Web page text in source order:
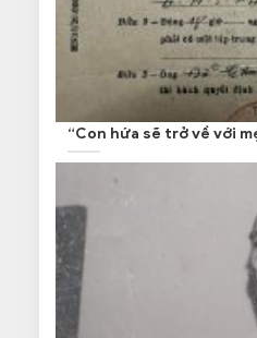
“Con hứa sẽ trở về với